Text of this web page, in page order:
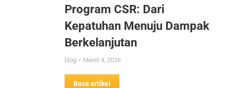
Program CSR: Dari
Kepatuhan Menuju Dampak
Berkelanjutan
blog Maret 4, 2026
Baca artikel